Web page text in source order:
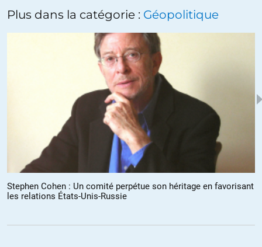
Plus dans la catégorie : Géopolitique
Stephen Cohen : Un comité perpétue son héritage en favorisant
les relations États-Unis-Russie